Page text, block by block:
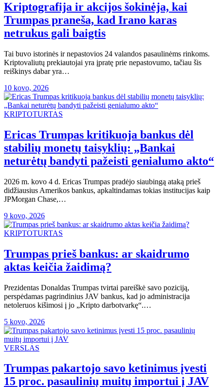
Kriptografija ir akcijos šokinėja, kai
Trumpas praneša, kad Irano karas
netrukus gali baigtis
Tai buvo istorinės ir nepastovios 24 valandos pasaulinėms rinkoms.
Kriptovaliutų prekiautojai yra įpratę prie nepastovumo, tačiau šis
reiškinys dabar yra…
10 kovo, 2026
KRIPTOTURTAS
Ericas Trumpas kritikuoja bankus dėl
stabilių monetų taisyklių: „Bankai
neturėtų bandyti pažeisti genialumo akto“
2026 m. kovo 4 d. Ericas Trumpas pradėjo siaubingą ataką prieš
didžiausius Amerikos bankus, apkaltindamas tokias institucijas kaip
JPMorgan Chase,…
9 kovo, 2026
KRIPTOTURTAS
Trumpas prieš bankus: ar skaidrumo
aktas keičia žaidimą?
Prezidentas Donaldas Trumpas tvirtai pareiškė savo poziciją,
perspėdamas pagrindinius JAV bankus, kad jo administracija
netoleruos kišimosi į jo „Kripto darbotvarkę“.…
5 kovo, 2026
VERSLAS
Trumpas pakartojo savo ketinimus įvesti
15 proc. pasaulinių muitų importui į JAV